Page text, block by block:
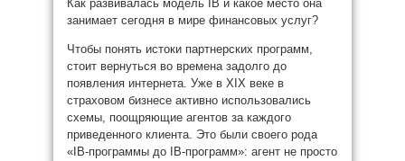
Как развивалась модель IB и какое место она
занимает сегодня в мире финансовых услуг?
Чтобы понять истоки партнерских программ,
стоит вернуться во времена задолго до
появления интернета. Уже в XIX веке в
страховом бизнесе активно использовались
схемы, поощряющие агентов за каждого
приведенного клиента. Это были своего рода
«IB-программы до IB-программ»: агент не просто